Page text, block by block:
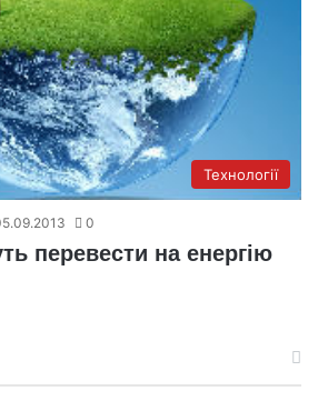
Технології
0
перевести на енергію